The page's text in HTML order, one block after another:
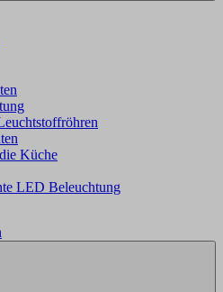
Küche
LED Beleuchtung